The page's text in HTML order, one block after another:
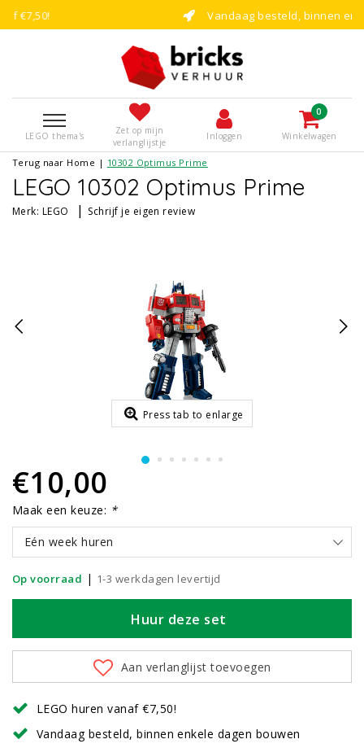
Vandaag besteld, binnen enkele dagen
LEGO thema's
Zet op mijn
verlanglijstje
Inloggen
0
Winkelwagen
Terug naar Home | 10302 Optimus Prime
LEGO 10302 Optimus Prime
Merk: LEGO | Schrijf je eigen review
Press tab to enlarge
€10,00
Maak een keuze: *
Eén week huren
Op voorraad | 1-3 werkdagen levertijd
Huur deze set
Aan verlanglijst toevoegen
LEGO huren vanaf €7,50!
Vandaag besteld, binnen enkele dagen bouwen